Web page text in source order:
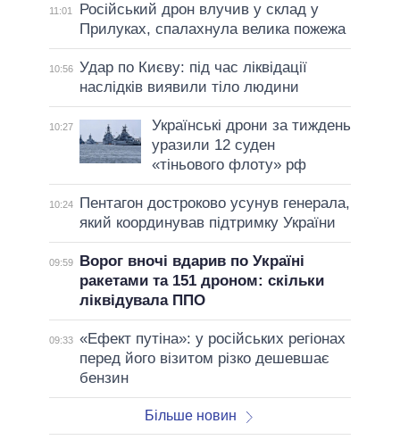
11:01
Російський дрон влучив у склад у
Прилуках, спалахнула велика пожежа
10:56 Удар по Києву: під час ліквідації
наслідків виявили тіло людини
10:27
Українські дрони за тиждень
уразили 12 суден
«тіньового флоту» рф
10:24
Пентагон достроково усунув генерала,
який координував підтримку України
09:59
Ворог вночі вдарив по Україні
ракетами та 151 дроном: скільки
ліквідувала ППО
09:33 «Ефект путіна»: у російських регіонах
перед його візитом різко дешевшає
бензин
Більше новин